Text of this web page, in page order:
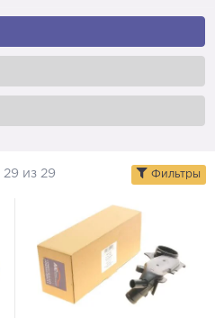
29 из 29 Фильтры